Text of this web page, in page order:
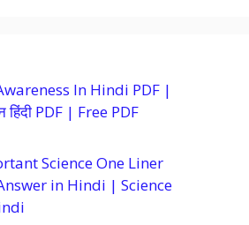
In Hindi PDF |
PDF | Free PDF
Science One Liner
in Hindi | Science